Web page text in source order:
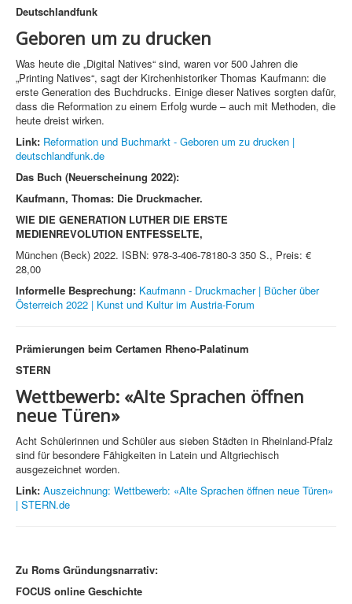
Deutschlandfunk
Geboren um zu drucken
Was heute die „Digital Natives“ sind, waren vor 500 Jahren die
„Printing Natives“, sagt der Kirchenhistoriker Thomas Kaufmann: die
erste Generation des Buchdrucks. Einige dieser Natives sorgten dafür,
dass die Reformation zu einem Erfolg wurde – auch mit Methoden, die
heute dreist wirken.
Link: Reformation und Buchmarkt - Geboren um zu drucken |
deutschlandfunk.de
Das Buch (Neuerscheinung 2022):
Kaufmann, Thomas: Die Druckmacher.
WIE DIE GENERATION LUTHER DIE ERSTE
MEDIENREVOLUTION ENTFESSELTE,
München (Beck) 2022. ISBN: 978-3-406-78180-3 350 S., Preis: €
28,00
Informelle Besprechung: Kaufmann - Druckmacher | Bücher über
Österreich 2022 | Kunst und Kultur im Austria-Forum
Prämierungen beim Certamen Rheno-Palatinum
STERN
Wettbewerb: «Alte Sprachen öffnen
neue Türen»
Acht Schülerinnen und Schüler aus sieben Städten in Rheinland-Pfalz
sind für besondere Fähigkeiten in Latein und Altgriechisch
ausgezeichnet worden.
Link: Auszeichnung: Wettbewerb: «Alte Sprachen öffnen neue Türen»
| STERN.de
Zu Roms Gründungsnarrativ:
FOCUS online Geschichte